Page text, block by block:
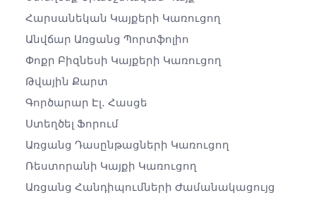
Հարսանեկան Կայքերի Կառուցող
Անվճար Առցանց Պորտֆոլիո
Փոքր Բիզնեսի Կայքերի Կառուցող
Թվային Քարտ
Գործարար Էլ․ Հասցե
Ստեղծել Ֆորում
Առցանց Դասընթացների Կառուցող
Ռեստորանի Կայքի Կառուցող
Առցանց Հանդիպումների Ժամանակացույց